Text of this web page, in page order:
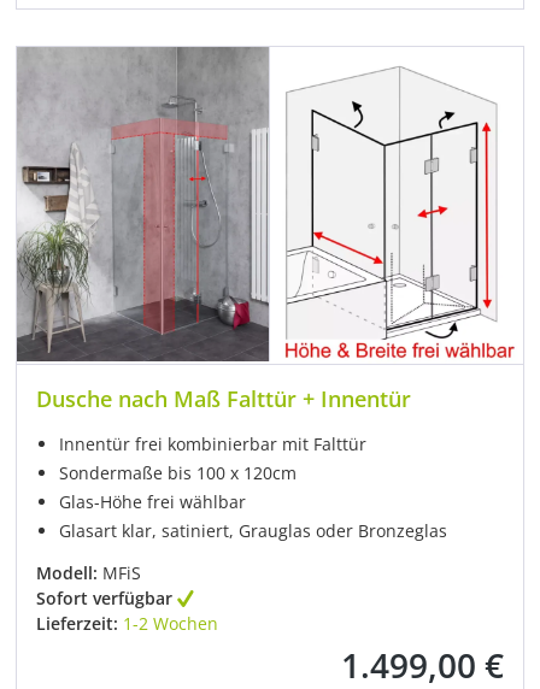
Dusche nach Maß Falttür + Innentür
Innentür frei kombinierbar mit Falttür
Sondermaße bis 100 x 120cm
Glas-Höhe frei wählbar
Glasart klar, satiniert, Grauglas oder Bronzeglas
Modell: MFiS
Sofort verfügbar
Lieferzeit: 1-2 Wochen
Regulärer Preis:
1.499,00 €